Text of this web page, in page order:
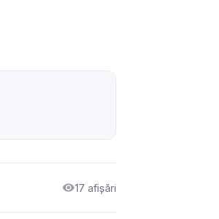
17 afișări